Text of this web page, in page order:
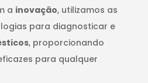
a inovação, utilizamos as
para diagnosticar e
, proporcionando
para qualquer